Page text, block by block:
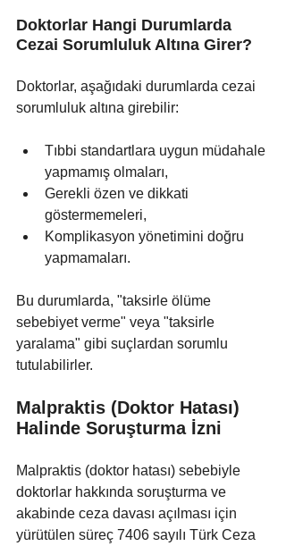
Doktorlar Hangi Durumlarda
Cezai Sorumluluk Altına Girer?
Doktorlar, aşağıdaki durumlarda cezai
sorumluluk altına girebilir:
Tıbbi standartlara uygun müdahale
yapmamış olmaları,
Gerekli özen ve dikkati
göstermemeleri,
Komplikasyon yönetimini doğru
yapmamaları.
Bu durumlarda, "taksirle ölüme
sebebiyet verme" veya "taksirle
yaralama" gibi suçlardan sorumlu
tutulabilirler.
Malpraktis (Doktor Hatası)
Halinde Soruşturma İzni
Malpraktis (doktor hatası) sebebiyle
doktorlar hakkında soruşturma ve
akabinde ceza davası açılması için
yürütülen süreç 7406 sayılı Türk Ceza